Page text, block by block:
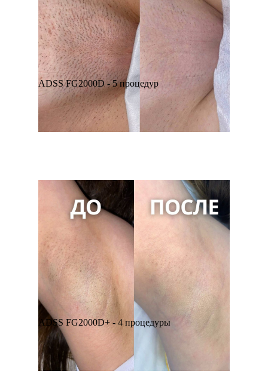
ADSS FG2000D - 5 процедур
ADSS FG2000D+ - 4 процедуры